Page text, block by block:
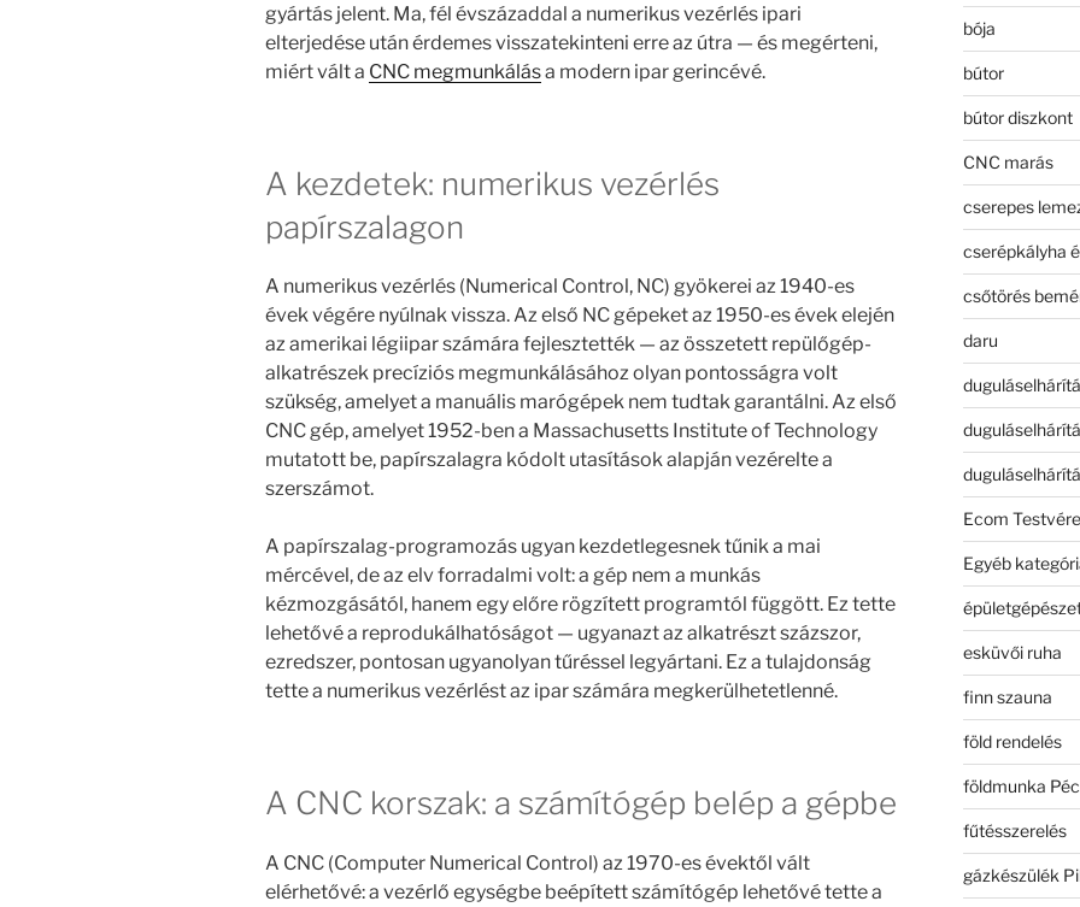
gyártás jelent. Ma, fél évszázaddal a numerikus vezérlés ipari
elterjedése után érdemes visszatekinteni erre az útra — és megérteni,
miért vált a CNC megmunkálása modern ipar gerincévé.
A kezdetek: numerikus vezérlés
papírszalagon
A numerikus vezérlés (Numerical Control, NC) gyökerei az 1940-es
évek végére nyúlnak vissza. Az első NC gépeket az 1950-es évek elején
az amerikai légiipar számára fejlesztették — az összetett repülőgép-
alkatrészek precíziós megmunkálásához olyan pontosságra volt
szükség, amelyet a manuális marógépek nem tudtak garantálni. Az első
CNC gép, amelyet 1952-ben a Massachusetts Institute of Technology
mutatott be, papírszalagra kódolt utasítások alapján vezérelte a
szerszámot.
A papírszalag-programozás ugyan kezdetlegesnek tűnik a mai
mércével, de az elv forradalmi volt: a gép nem a munkás
kézmozgásától, hanem egy előre rögzített programtól függött. Ez tette
lehetővé a reprodukálhatóságot — ugyanazt az alkatrészt százszor,
ezredszer, pontosan ugyanolyan tűréssel legyártani. Ez a tulajdonság
tette a numerikus vezérlést az ipar számára megkerülhetetlenné.
A CNC korszak: a számítógép belép a gépbe
A CNC (Computer Numerical Control) az 1970-es évektől vált
elérhetővé: a vezérlő egységbe beépített számítógép lehetővé tette a
bója
bútor
bútor diszkont
CNC marás
cserepes
cserépkályha
csőtörés
daru
Ecom
Egyéb
esküvői ruha
finn szauna
föld rendelés
földmunka
fűtésszerelés
gázkészülék